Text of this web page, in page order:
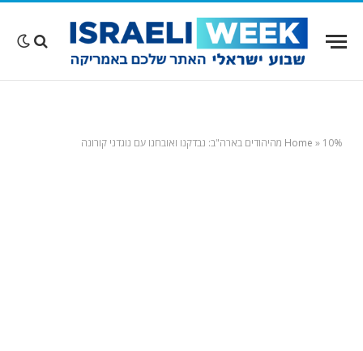
Home » 10% מהיהודים בארה"ב: נבדקנו ואובחנו עם נוגדני קורונה